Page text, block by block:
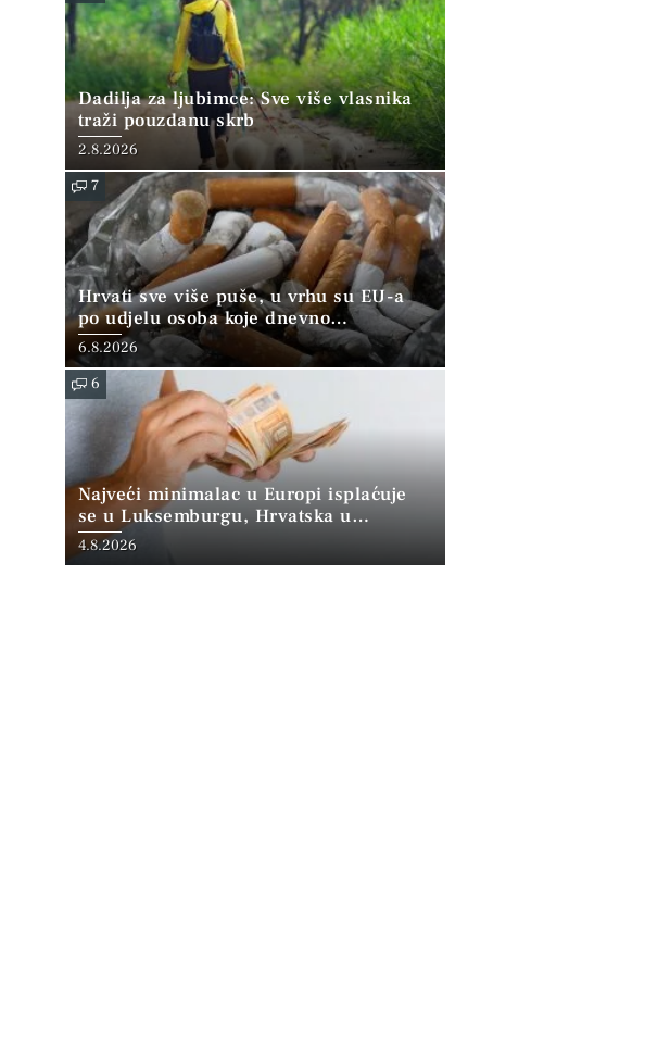
Dadilja za ljubimce: Sve više vlasnika
traži pouzdanu skrb
2.8.2026
7
Hrvati sve više puše, u vrhu su EU-a
po udjelu osoba koje dnevno
konzumiraju duhan
6.8.2026
6
Najveći minimalac u Europi isplaćuje
se u Luksemburgu, Hrvatska u
“srednjoj skupini”
4.8.2026